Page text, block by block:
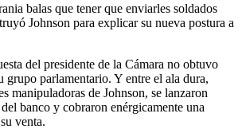
balas que tener que enviarles soldados
Johnson para explicar su nueva postura a
del presidente de la Cámara no obtuvo
grupo parlamentario. Y entre el ala dura,
manipuladoras de Johnson, se lanzaron
banco y cobraron enérgicamente una
venta.